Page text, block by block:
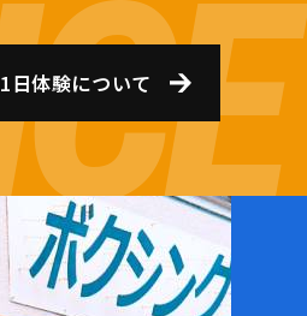
1日体験について